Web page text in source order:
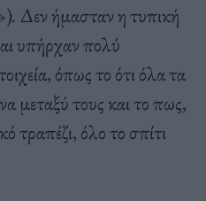
. Δεν ήμασταν η τυπική
υπήρχαν πολύ
όπως το ότι όλα τα
μεταξύ τους και το πως,
τραπέζι, όλο το σπίτι